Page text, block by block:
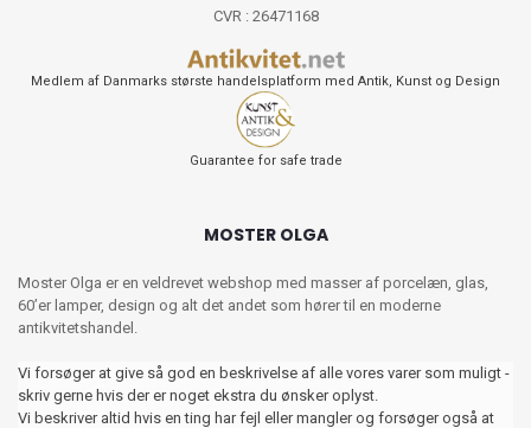
CVR : 26471168
Medlem af Danmarks største handelsplatform med Antik, Kunst og Design
Guarantee for safe trade
MOSTER OLGA
Moster Olga er en veldrevet webshop med masser af porcelæn, glas,
60’er lamper, design og alt det andet som hører til en moderne
antikvitetshandel.
Vi forsøger at give så god en beskrivelse af alle vores varer som muligt -
skriv gerne hvis der er noget ekstra du ønsker oplyst.
Vi beskriver altid hvis en ting har fejl eller mangler og forsøger også at